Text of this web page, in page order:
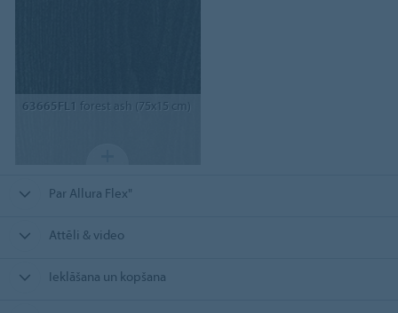
63665FL1 forest ash (75x15 cm)
Par Allura Flex"
Attēli & video
Ieklāšana un kopšana